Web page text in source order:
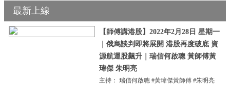
最新上線
【師傅講港股】2022年2月28日 星期一
｜俄烏談判即將展開 港股再度破底 資
源航運股飆升｜瑞信何啟聰 黃師傅黃
瑋傑 朱明亮
主持： 瑞信何啟聰 #黃瑋傑黃師傅 #朱明亮